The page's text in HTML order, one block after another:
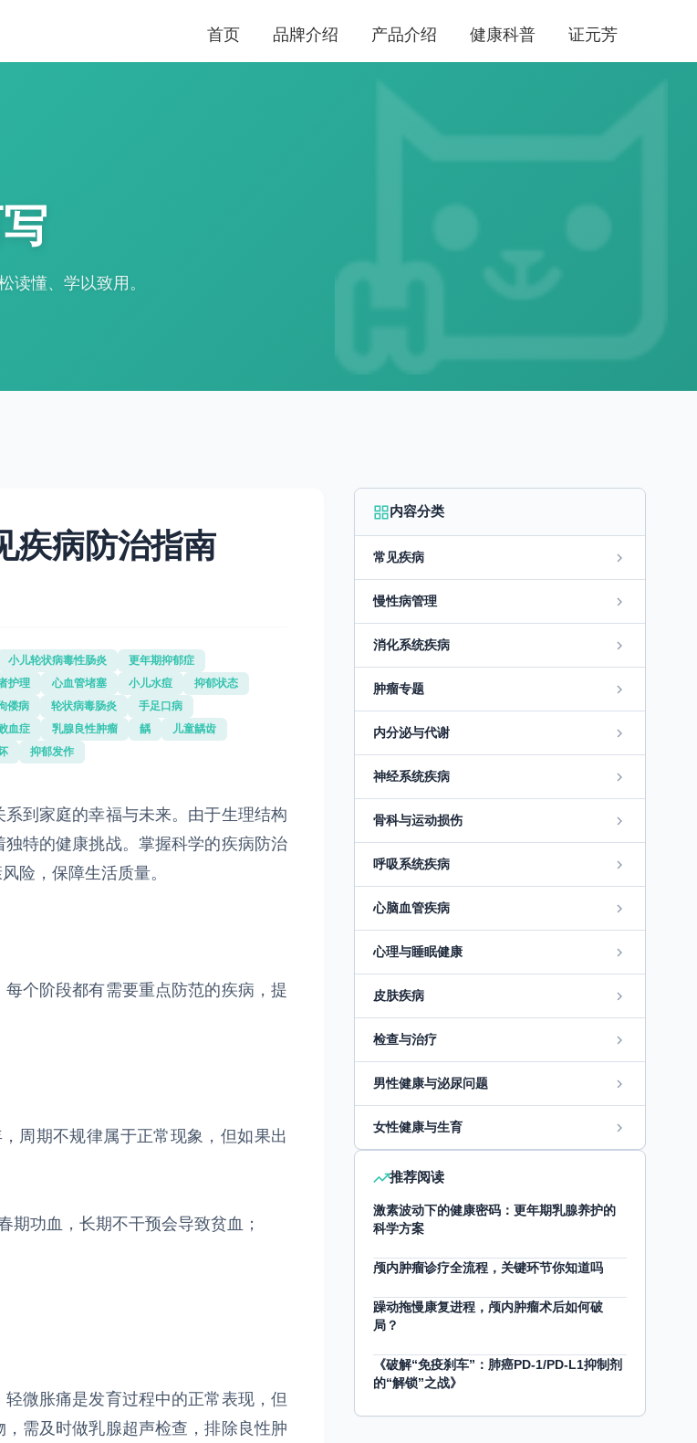
首页 品牌介绍 产品介绍 健康科普 证元芳
读懂、学以致用。
疾病防治指南
小儿轮状病毒性肠炎
更年期抑郁症
护理 心血管堵塞 小儿水痘
抑郁状态
偻病 轮状病毒肠炎
手足口病
血症 乳腺良性肿瘤 龋
儿童龋齿
抑郁发作
到家庭的幸福与未来。由于生理结构
特的健康挑战。掌握科学的疾病防治
险，保障生活质量。
个阶段都有需要重点防范的疾病，提
周期不规律属于正常现象，但如果出
期功血，长期不干预会导致贫血；
微胀痛是发育过程中的正常表现，但
需及时做乳腺超声检查，排除良性肿
内容分类
常见疾病
慢性病管理
消化系统疾病
肿瘤专题
内分泌与代谢
神经系统疾病
骨科与运动损伤
呼吸系统疾病
心脑血管疾病
心理与睡眠健康
皮肤疾病
检查与治疗
男性健康与泌尿问题
女性健康与生育
推荐阅读
激素波动下的健康密码：更年期乳腺养护的
科学方案
颅内肿瘤诊疗全流程，关键环节你知道吗
躁动拖慢康复进程，颅内肿瘤术后如何破
局？
《破解“免疫刹车”：肺癌PD-1/PD-L1抑制剂
的“解锁”之战》